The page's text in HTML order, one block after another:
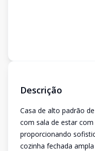
Descrição
Casa de alto padrão
com sala de estar
proporcionando
cozinha fechada